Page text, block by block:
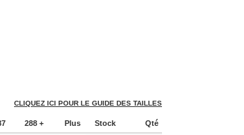
CLIQUEZ ICI POUR LE GUIDE DES TAILLES
288 + Plus Stock Qté